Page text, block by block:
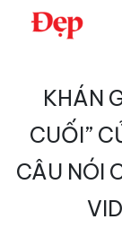
Chuyển
kiếmKHÁN
CUỐI”
CÂU NÓI